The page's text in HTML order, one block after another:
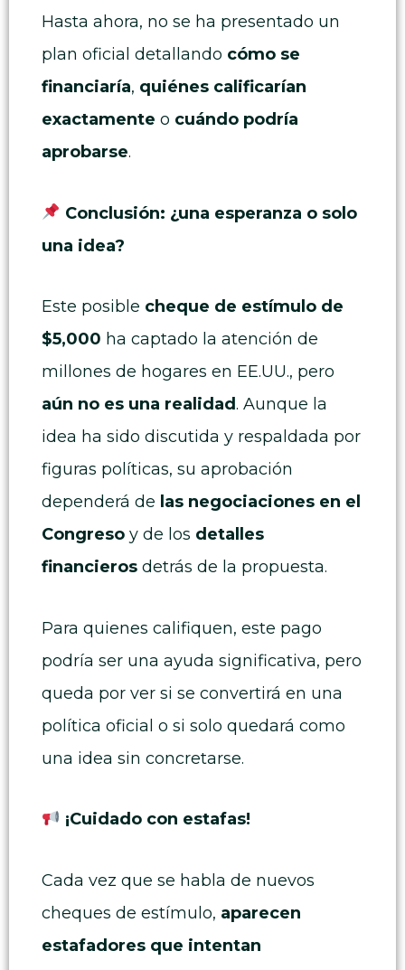
Hasta ahora, no se ha presentado un
plan oficial detallando cómo se
financiaría, quiénes calificarían
exactamente o cuándo podría
aprobarse.
Conclusión: ¿una esperanza o solo
una idea?
Este posible cheque de estímulo de
$5,000 ha captado la atención de
millones de hogares en EE.UU., pero
aún no es una realidad. Aunque la
idea ha sido discutida y respaldada por
figuras políticas, su aprobación
dependerá de las negociaciones en el
Congreso y de los detalles
financieros detrás de la propuesta.
Para quienes califiquen, este pago
podría ser una ayuda significativa, pero
queda por ver si se convertirá en una
política oficial o si solo quedará como
una idea sin concretarse.
¡Cuidado con estafas!
Cada vez que se habla de nuevos
cheques de estímulo, aparecen
estafadores que intentan